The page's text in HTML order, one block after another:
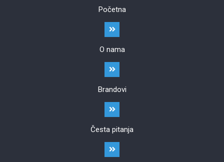
Početna
O nama
Brandovi
Česta pitanja